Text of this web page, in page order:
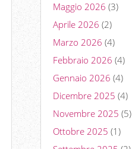
Maggio 2026 (3)
Aprile 2026 (2)
Marzo 2026 (4)
Febbraio 2026 (4)
Gennaio 2026 (4)
Dicembre 2025 (4)
Novembre 2025 (5)
Ottobre 2025 (1)